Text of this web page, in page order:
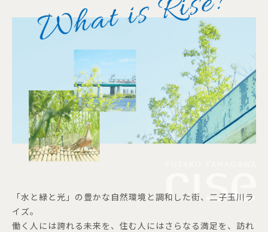
「水と緑と光」の豊かな自然環境と調和した街、二子玉川ラ
イズ。
働く人には誇れる未来を、住む人にはさらなる満足を、訪れ